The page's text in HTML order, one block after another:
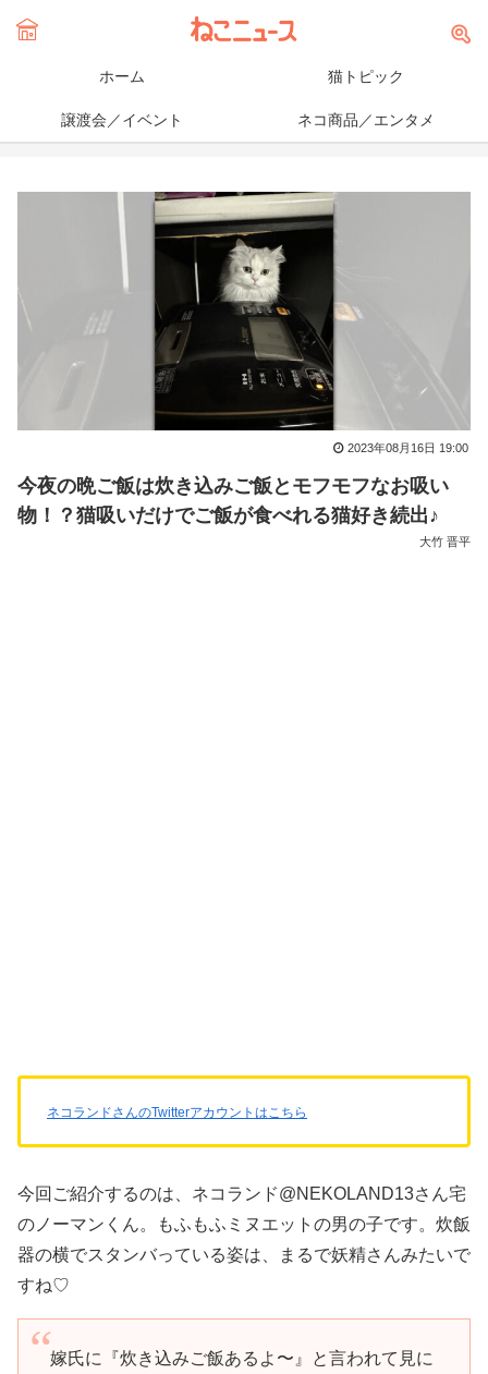
ホーム 猫トピック
譲渡会／イベント ネコ商品／エンタメ
今夜の晩ご飯は炊き込みご飯とモフモフなお吸い
物！？猫吸いだけでご飯が食べれる猫好き続出♪
2023年08月16日 19:00
大竹 晋平
ネコランドさんのTwitterアカウントはこちら
今回ご紹介するのは、ネコランド@NEKOLAND13さん宅
のノーマンくん。もふもふミヌエットの男の子です。炊飯
器の横でスタンバっている姿は、まるで妖精さんみたいで
すね♡
嫁氏に『炊き込みご飯あるよ〜』と言われて見に